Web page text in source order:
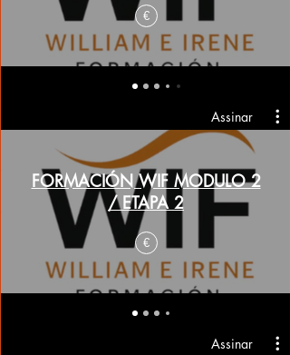
€
Assinar
FORMACIÓN WIF MODULO 2
/ ETAPA 2
€
Assinar